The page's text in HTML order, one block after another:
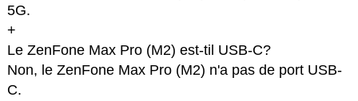
5G.
+
Le ZenFone Max Pro (M2) est-til USB-C?
Non, le ZenFone Max Pro (M2) n'a pas de port USB-
C.